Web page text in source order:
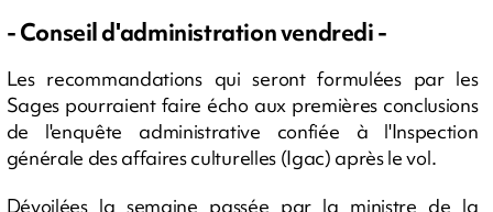
- Conseil d'administration vendredi -
Les recommandations qui seront formulées par les
Sages pourraient faire écho aux premières conclusions
de l'enquête administrative confiée à l'Inspection
générale des affaires culturelles (Igac) après le vol.
Dévoilées la semaine passée par la ministre de la